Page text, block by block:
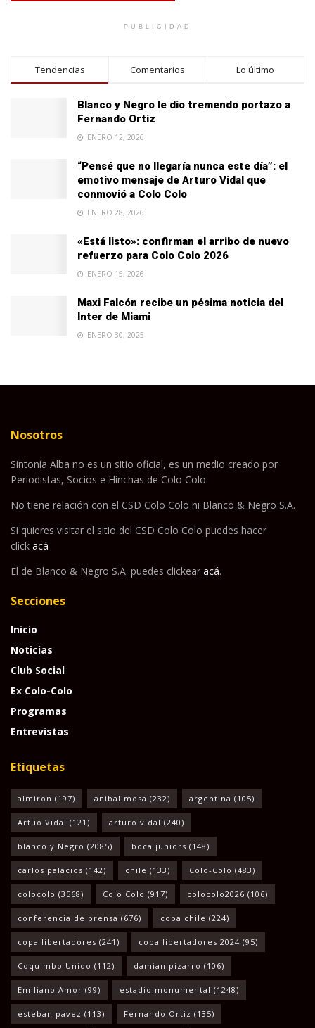
PUBLICIDAD
Tendencias Comentarios Lo último
Blanco y Negro le dio tremendo portazo a
Fernando Ortiz
ENERO 12, 2026
“Pensé que no llegaría nunca este día”: el
emotivo mensaje de Arturo Vidal que
conmovió a Colo Colo
ENERO 28, 2026
«Está listo»: confirman el arribo de nuevo
refuerzo para Colo Colo 2026
ENERO 15, 2026
Maxi Falcón recibe un pésima noticia del
Inter de Miami
ENERO 30, 2025
Nosotros
Sintonía Alba no es un sitio oficial, es un medio creado por
Periodistas, Socios e Hinchas de Colo Colo.
No tiene relación con el CSD Colo Colo ni Blanco & Negro S.A.
Si quieres visitar el sitio del CSD Colo Colo puedes hacer
click acá
El de Blanco & Negro S.A. puedes clickear acá.
Secciones
Inicio
Noticias
Club Social
Ex Colo-Colo
Programas
Entrevistas
Etiquetas
almiron (197) anibal mosa (232) argentina (105)
Artuo Vidal (121) arturo vidal (240)
blanco y Negro (2085) boca juniors (148)
carlos palacios (142) chile (133) Colo-Colo (483)
colocolo (3568) Colo Colo (917) colocolo2026 (106)
conferencia de prensa (676) copa chile (224)
copa libertadores (241) copa libertadores 2024 (95)
Coquimbo Unido (112) damian pizarro (106)
Emiliano Amor (99) estadio monumental (1248)
esteban pavez (113) Fernando Ortiz (135)